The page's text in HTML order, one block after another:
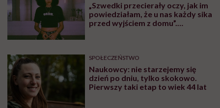
„Szwedki przecierały oczy, jak im
powiedziałam, że u nas każdy sika
przed wyjściem z domu”.
SPOŁECZEŃSTWO
Naukowcy: nie starzejemy się
dzień po dniu, tylko skokowo.
Pierwszy taki etap to wiek 44 lat